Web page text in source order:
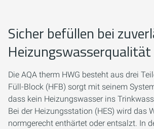
Sicher befüllen bei
Heizungswasserqualität
Die AQA therm HWG besteht aus drei
Füll-Block (HFB) sorgt mit seinem
dass kein Heizungswasser ins
Bei der Heizungsstation (HES) wird das
normgerecht enthärtet oder entsalzt. In